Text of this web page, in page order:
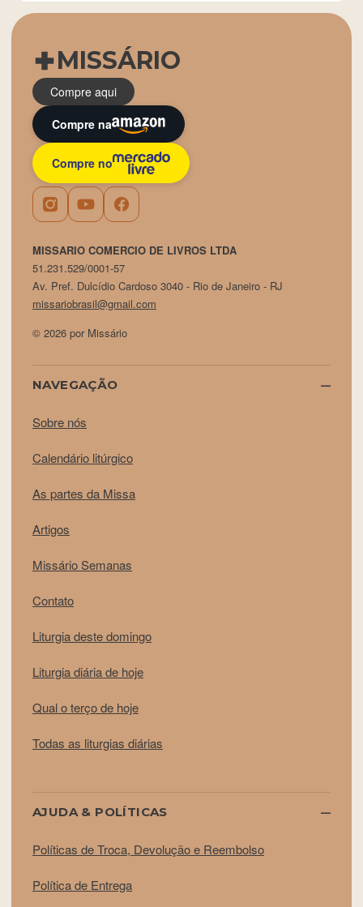
MISSÁRIO
Compre aqui
Compre na
Compre no
MISSARIO COMERCIO DE LIVROS LTDA
51.231.529/0001-57
Av. Pref. Dulcídio Cardoso 3040 - Rio de Janeiro - RJ
missariobrasil@gmail.com
© 2026 por Missário
NAVEGAÇÃO
Sobre nós
Calendário litúrgico
As partes da Missa
Artigos
Missário Semanas
Contato
Liturgia deste domingo
Liturgia diária de hoje
Qual o terço de hoje
Todas as liturgias diárias
AJUDA & POLÍTICAS
Políticas de Troca, Devolução e Reembolso
Política de Entrega